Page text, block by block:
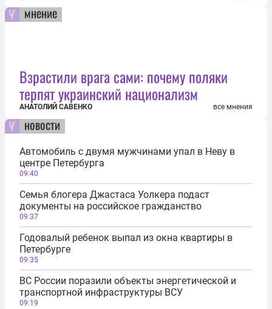
мнение
Взрастили врага сами: почему поляки
терпят украинский национализм
АНАТОЛИЙ САВЕНКО все мнения
новости
Автомобиль с двумя мужчинами упал в Неву в
центре Петербурга
09:40
Семья блогера Джастаса Уолкера подаст
документы на российское гражданство
09:37
Годовалый ребенок выпал из окна квартиры в
Петербурге
09:35
ВС России поразили объекты энергетической и
транспортной инфраструктуры ВСУ
09:19